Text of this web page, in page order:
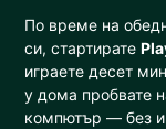
По време на
си, стартирате
играете десет
у дома пробвате
компютър — без